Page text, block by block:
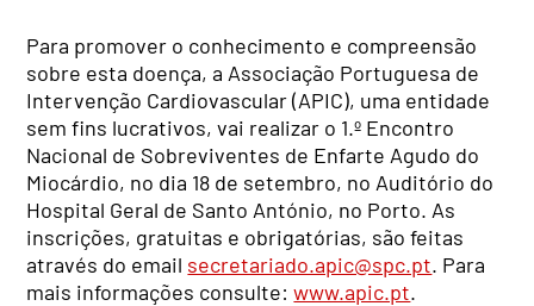
Para promover o conhecimento e compreensão
sobre esta doença, a Associação Portuguesa de
Intervenção Cardiovascular (APIC), uma entidade
sem fins lucrativos, vai realizar o 1.º Encontro
Nacional de Sobreviventes de Enfarte Agudo do
Miocárdio, no dia 18 de setembro, no Auditório do
Hospital Geral de Santo António, no Porto. As
inscrições, gratuitas e obrigatórias, são feitas
através do email secretariado.apic@spc.pt. Para
mais informações consulte:www.apic.pt.